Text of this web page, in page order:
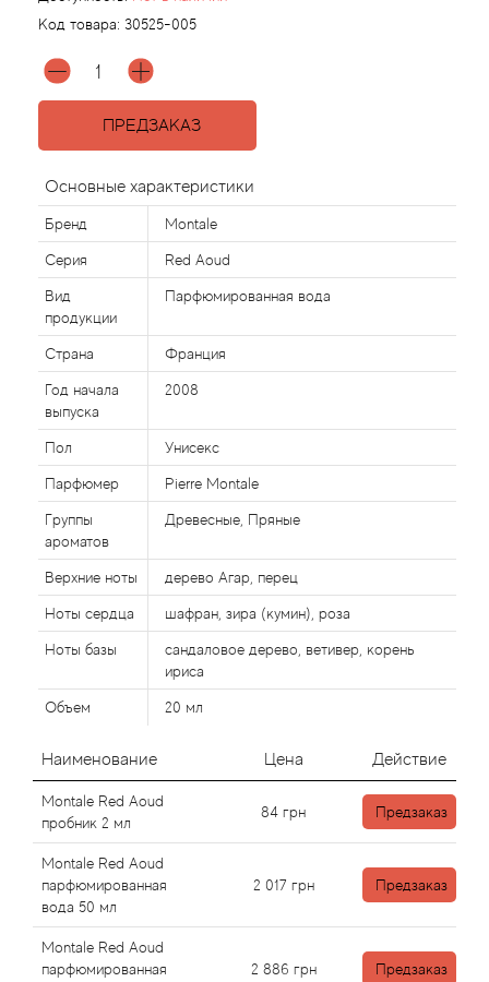
Код товара: 30525-005
ПРЕДЗАКАЗ
Основные характеристики
Бренд Montale
Серия Red Aoud
Вид
продукции
Парфюмированная вода
Страна Франция
Год начала
выпуска
2008
Пол Унисекс
Парфюмер Pierre Montale
Группы
ароматов
Древесные, Пряные
Верхние ноты дерево Агар, перец
Ноты сердца шафран, зира (кумин), роза
Ноты базы
сандаловое дерево, ветивер, корень
ириса
Объем 20 мл
Наименование Цена Действие
Montale Red Aoud
пробник 2 мл
84 грн Предзаказ
Montale Red Aoud
парфюмированная
вода 50 мл
2 017 грн Предзаказ
Montale Red Aoud
парфюмированная
2 886 грн Предзаказ
Agonist
Aigner
Ajmal
Al Haramain
Al Jazeera
Alaia Paris
Alexander McQueen
Alexandre Barthet
Alexandre J
Alfred Dunhill
Alyson Oldoini
Alyssa Ashley
American Crew
Amouage
Amouroud
Andre L'Arom